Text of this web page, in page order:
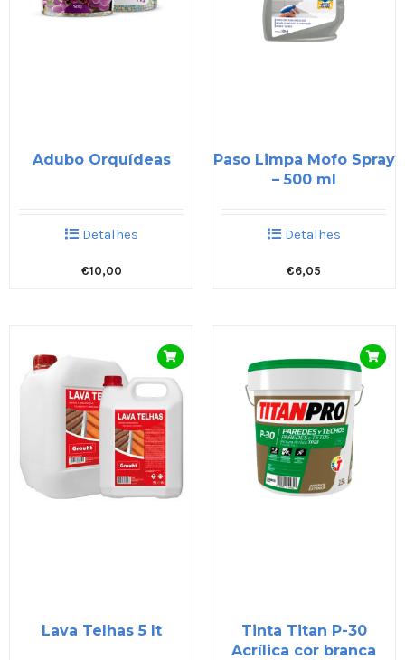
Adubo Orquídeas
Detalhes
€10,00
Paso Limpa Mofo Spray
– 500 ml
Detalhes
€6,05
Lava Telhas 5 lt
Tinta Titan P-30
Acrílica cor branca